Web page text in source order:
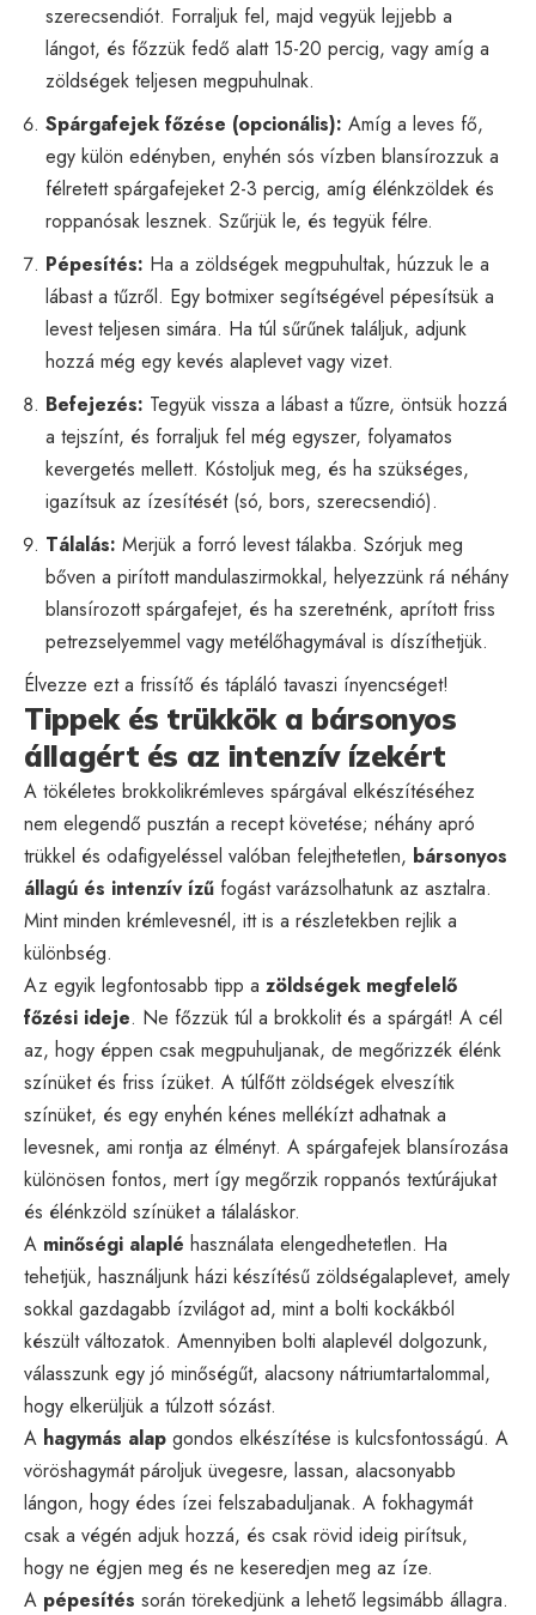
szerecsendiót. Forraljuk fel, majd vegyük lejjebb a
lángot, és főzzük fedő alatt 15-20 percig, vagy amíg a
zöldségek teljesen megpuhulnak.
Spárgafejek főzése (opcionális): Amíg a leves fő,
egy külön edényben, enyhén sós vízben blansírozzuk a
félretett spárgafejeket 2-3 percig, amíg élénkzöldek és
roppanósak lesznek. Szűrjük le, és tegyük félre.
Pépesítés: Ha a zöldségek megpuhultak, húzzuk le a
lábast a tűzről. Egy botmixer segítségével pépesítsük a
levest teljesen simára. Ha túl sűrűnek találjuk, adjunk
hozzá még egy kevés alaplevet vagy vizet.
Befejezés: Tegyük vissza a lábast a tűzre, öntsük hozzá
a tejszínt, és forraljuk fel még egyszer, folyamatos
kevergetés mellett. Kóstoljuk meg, és ha szükséges,
igazítsuk az ízesítését (só, bors, szerecsendió).
Tálalás: Merjük a forró levest tálakba. Szórjuk meg
bőven a pirított mandulaszirmokkal, helyezzünk rá néhány
blansírozott spárgafejet, és ha szeretnénk, aprított friss
petrezselyemmel vagy metélőhagymával is díszíthetjük.
Élvezze ezt a frissítő és tápláló tavaszi ínyencséget!
Tippek és trükkök a bársonyos
állagért és az intenzív ízekért
A tökéletes brokkolikrémleves spárgával elkészítéséhez
nem elegendő pusztán a recept követése; néhány apró
trükkel és odafigyeléssel valóban felejthetetlen, bársonyos
állagú és intenzív ízű fogást varázsolhatunk az asztalra.
Mint minden krémlevesnél, itt is a részletekben rejlik a
különbség.
Az egyik legfontosabb tipp a zöldségek megfelelő
főzési ideje. Ne főzzük túl a brokkolit és a spárgát! A cél
az, hogy éppen csak megpuhuljanak, de megőrizzék élénk
színüket és friss ízüket. A túlfőtt zöldségek elveszítik
színüket, és egy enyhén kénes mellékízt adhatnak a
levesnek, ami rontja az élményt. A spárgafejek blansírozása
különösen fontos, mert így megőrzik roppanós textúrájukat
és élénkzöld színüket a tálaláskor.
A minőségi alaplé használata elengedhetetlen. Ha
tehetjük, használjunk házi készítésű zöldségalaplevet, amely
sokkal gazdagabb ízvilágot ad, mint a bolti kockákból
készült változatok. Amennyiben bolti alaplevél dolgozunk,
válasszunk egy jó minőségűt, alacsony nátriumtartalommal,
hogy elkerüljük a túlzott sózást.
A hagymás alap gondos elkészítése is kulcsfontosságú. A
vöröshagymát pároljuk üvegesre, lassan, alacsonyabb
lángon, hogy édes ízei felszabaduljanak. A fokhagymát
csak a végén adjuk hozzá, és csak rövid ideig pirítsuk,
hogy ne égjen meg és ne keseredjen meg az íze.
A pépesítés során törekedjünk a lehető legsimább állagra.